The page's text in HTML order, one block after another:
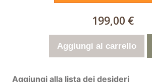
199,00 €
Aggiungi al carrello
Aggiungi alla lista dei desideri